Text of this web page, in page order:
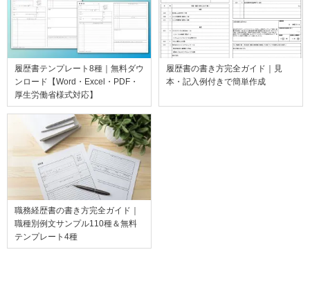
履歴書テンプレート8種｜無料ダウ
ンロード【Word・Excel・PDF・
厚生労働省様式対応】
履歴書の書き方完全ガイド｜見
本・記入例付きで簡単作成
職務経歴書の書き方完全ガイド｜
職種別例文サンプル110種＆無料
テンプレート4種